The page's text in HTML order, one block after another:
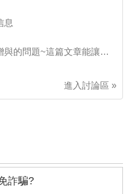
息
與的問題~這篇文章能讓…
進入討論區 »
詐騙?